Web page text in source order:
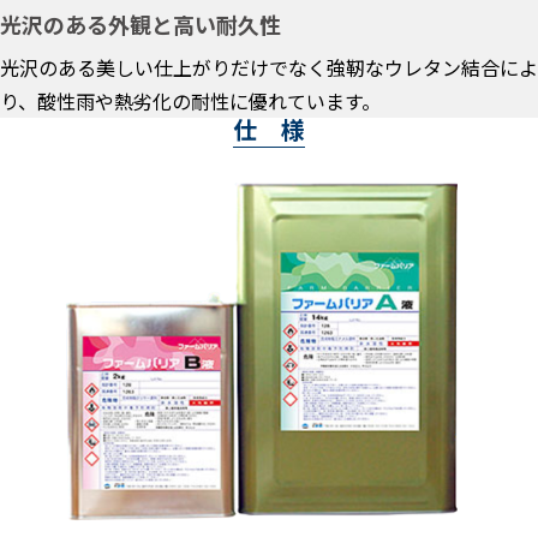
光沢のある外観と高い耐久性
光沢のある美しい仕上がりだけでなく強靭なウレタン結合によ
り、酸性雨や熱劣化の耐性に優れています。
仕 様